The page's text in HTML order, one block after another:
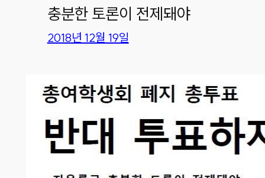
충분한 토론이 전제돼야
2018년 12월 19일